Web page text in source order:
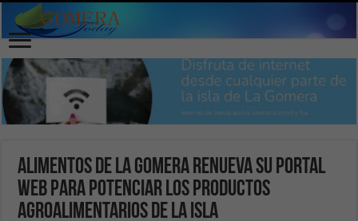
Alimentos de La Gomera renueva su portal
web para potenciar los productos
agroalimentarios de la isla